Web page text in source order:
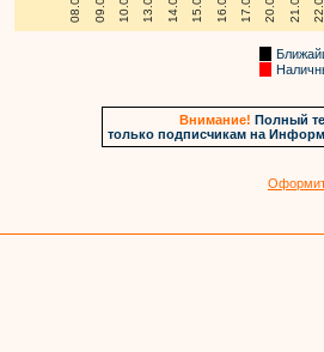
Внимание! Полный
только подписчикам на